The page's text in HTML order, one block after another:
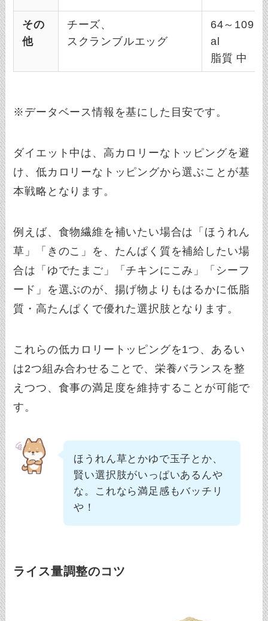
その
他
チーズ、
スクランブルエッグ
64～109
al
脂質 中
※データベース情報を基にした目安です。
ダイエット中は、高カロリーなトッピングを避
け、低カロリーなトッピングから選ぶことが基
本戦略となります。
例えば、食物繊維を補いたい場合は「ほうれん
草」「きのこ」を、たんぱく質を補給したい場
合は「ゆでたまご」「チキンにこみ」「シーフ
ード」を選ぶのが、揚げ物よりもはるかに低脂
質・高たんぱくで優れた選択肢となります。
これらの低カロリートッピングを1つ、あるい
は2つ組み合わせることで、栄養バランスを整
えつつ、食事の満足度を維持することが可能で
す。
ほうれん草とかゆで玉子とか、
賢い選択肢がいっぱいあるんや
な。これなら満足感もバッチリ
や！
ライス量調整のコツ